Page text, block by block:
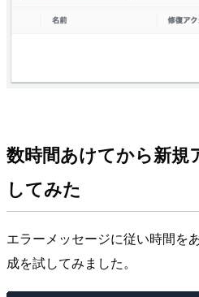
数時間あけてから新規
してみた
エラーメッセージに従い時間を
成を試してみました。